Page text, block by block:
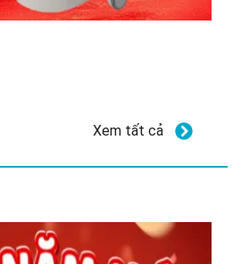
Xem tất cả